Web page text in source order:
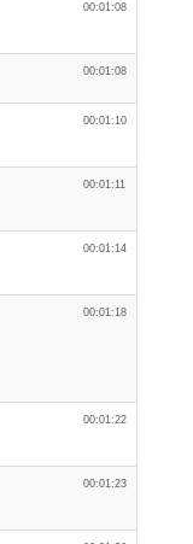
00:01:08
00:01:08
00:01:10
00:01:11
00:01:14
00:01:18
00:01:22
00:01:23